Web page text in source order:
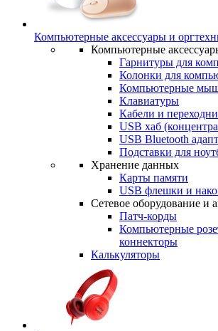
Компьютерные аксессуары и
Компьютерные
Гарнитуры для
Колонки для
Компьютерные
Клавиатуры
Кабели и
USB хаб
USB Bluetooth
Подставки для
Хранение данных
Карты памяти
USB флешки и
Сетевое оборудование и
Патч-корды
Компьютерные
коннекторы
Калькуляторы